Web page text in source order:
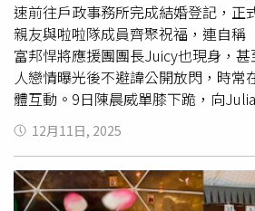
年2月25日中午12點到2月27日上午
月27日中午12點起。
速前往戶政事務所完成結婚登記，正
親友與啦啦隊成員齊聚祝福，連自稱
富邦悍將應援團團長Juicy也現身，
人戀情曝光後不避諱公開放閃，時常
體互動。9日陳晨威單膝下跪，向
號 是49，剛好是我
98的一半，
註定。你是我的一半，有你，才有我
頭答應。經紀人表示，婚禮正在籌備
登記結婚。（圖／翻攝IG／
12月11日, 2025